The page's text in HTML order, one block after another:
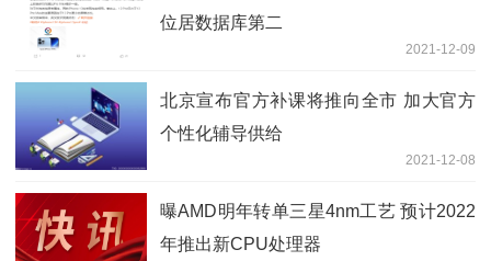
位居数据库第二
2021-12-09
北京宣布官方补课将推向全市 加大官方
个性化辅导供给
2021-12-08
曝AMD明年转单三星4nm工艺 预计2022
年推出新CPU处理器